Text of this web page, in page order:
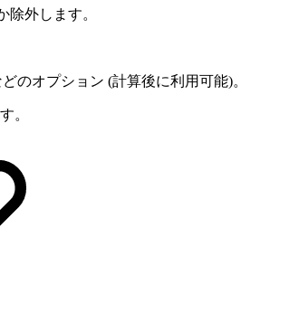
除外します。
のオプション (計算後に利用可能)。
。